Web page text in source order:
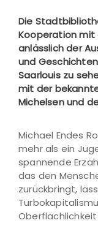
Die
Kooperation mit
anlässlich der
und
Saarlouis zu
mit der
Michelsen und
Michael Endes
mehr als ein
spannende
das den
zurückbringt,